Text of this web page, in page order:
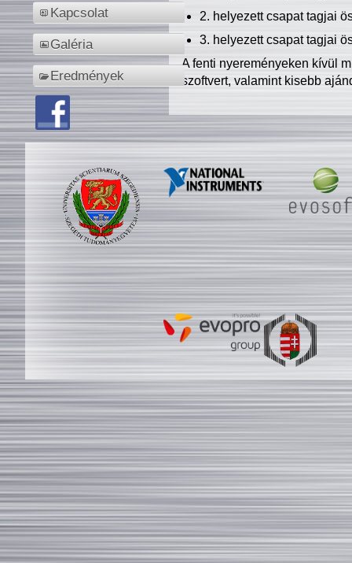
Kapcsolat
Galéria
Eredmények
2. helyezett csapat tagjai
3. helyezett csapat tagjai
A fenti nyereményeken kívül
szoftvert, valamint kisebb